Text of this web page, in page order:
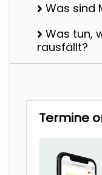
Was sind
Was tun,
rausfällt?
Termine